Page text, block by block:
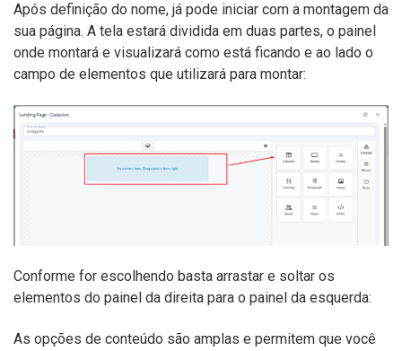
Após definição do nome, já pode iniciar com a montagem da
sua página. A tela estará dividida em duas partes, o painel
onde montará e visualizará como está ficando e ao lado o
campo de elementos que utilizará para montar:
Conforme for escolhendo basta arrastar e soltar os
elementos do painel da direita para o painel da esquerda:
As opções de conteúdo são amplas e permitem que você